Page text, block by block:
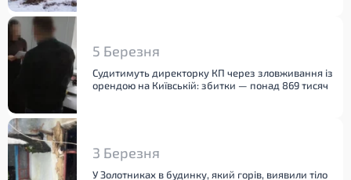
5 Березня
Судитимуть директорку КП через зловживання із
орендою на Київській: збитки — понад 869 тисяч
3 Березня
У Золотниках в будинку, який горів, виявили тіло